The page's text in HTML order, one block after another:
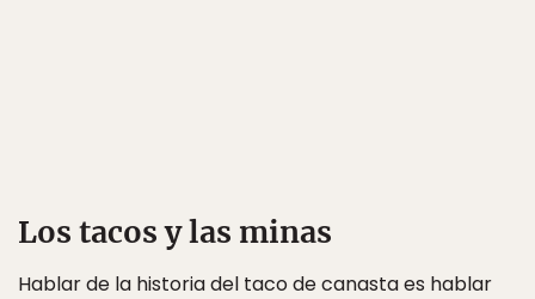
Los tacos y las minas
Hablar de la historia del taco de canasta es hablar